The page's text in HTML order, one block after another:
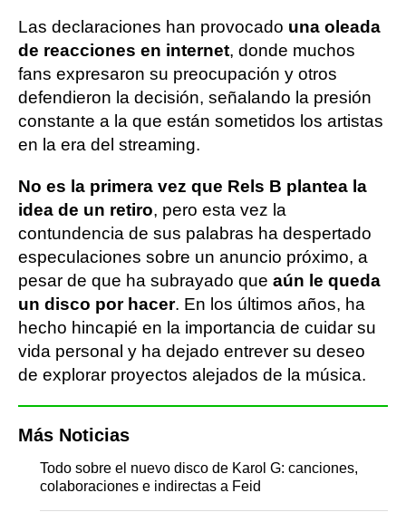
Las declaraciones han provocado una oleada
de reacciones en internet, donde muchos
fans expresaron su preocupación y otros
defendieron la decisión, señalando la presión
constante a la que están sometidos los artistas
en la era del streaming.
No es la primera vez que Rels B plantea la
idea de un retiro, pero esta vez la
contundencia de sus palabras ha despertado
especulaciones sobre un anuncio próximo, a
pesar de que ha subrayado que aún le queda
un disco por hacer. En los últimos años, ha
hecho hincapié en la importancia de cuidar su
vida personal y ha dejado entrever su deseo
de explorar proyectos alejados de la música.
Más Noticias
Todo sobre el nuevo disco de Karol G: canciones,
colaboraciones e indirectas a Feid